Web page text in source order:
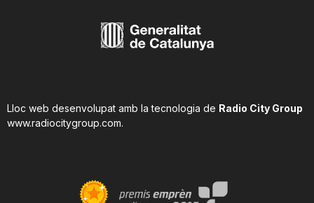
Lloc web desenvolupat amb la tecnologia de Radio City Group
www.radiocitygroup.com.